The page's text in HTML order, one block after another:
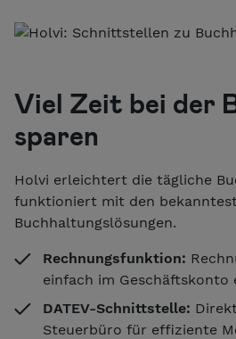
Viel Zeit bei der
sparen
Holvi erleichtert die tägliche
funktioniert mit den
Buchhaltungslösungen.
Rechnungsfunktion:
einfach im Geschäftskonto
DATEV-Schnittstelle:
Steuerbüro für effiziente